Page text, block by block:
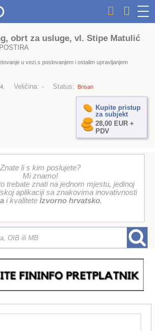
obrt za usluge, vl. Stipe Matulić
u vezi s poslovanjem i ostalim upravljanjem
Veličina: - Status: Brisan
Kupite pristup
za subjekt
28,00 EUR +
PDV
Znate li s kim poslujete?
Mi znamo!
trebate znati na jednom mjestu, jedinoj
aplikaciji sa znakovima inovativnosti
i kvalitete Izvorno hrvatsko.